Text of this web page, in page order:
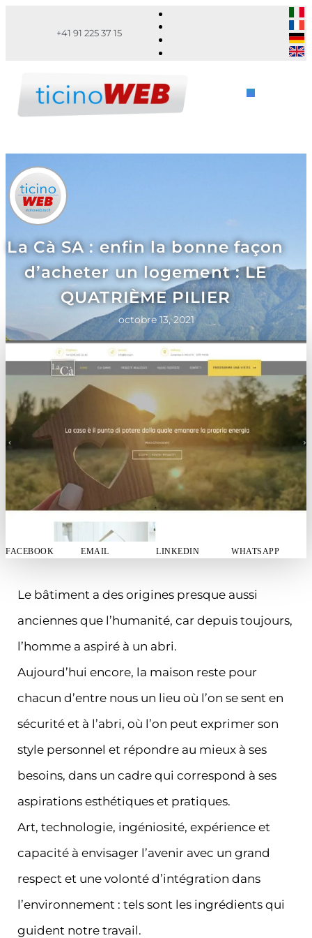
+41 91 225 37 15
La Cà SA : enfin la bonne façon
d’acheter un logement : LE
QUATRIÈME PILIER
octobre 13, 2021
FACEBOOK EMAIL LINKEDIN WHATSAPP
Le bâtiment a des origines presque aussi
anciennes que l’humanité, car depuis toujours,
l’homme a aspiré à un abri.
Aujourd’hui encore, la maison reste pour
chacun d’entre nous un lieu où l’on se sent en
sécurité et à l’abri, où l’on peut exprimer son
style personnel et répondre au mieux à ses
besoins, dans un cadre qui correspond à ses
aspirations esthétiques et pratiques.
Art, technologie, ingéniosité, expérience et
capacité à envisager l’avenir avec un grand
respect et une volonté d’intégration dans
l’environnement : tels sont les ingrédients qui
guident notre travail.